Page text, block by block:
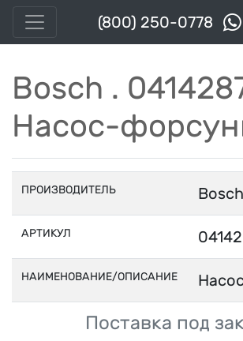
(800) 250-0778
Bosch .
Насос-
ПРОИЗВОДИТЕЛЬ Bosch
АРТИКУЛ
НАИМЕНОВАНИЕ/ОПИСАНИЕ
Поставка под